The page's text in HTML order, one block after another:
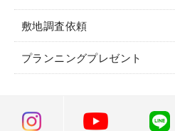
敷地調査依頼
プランニングプレゼント